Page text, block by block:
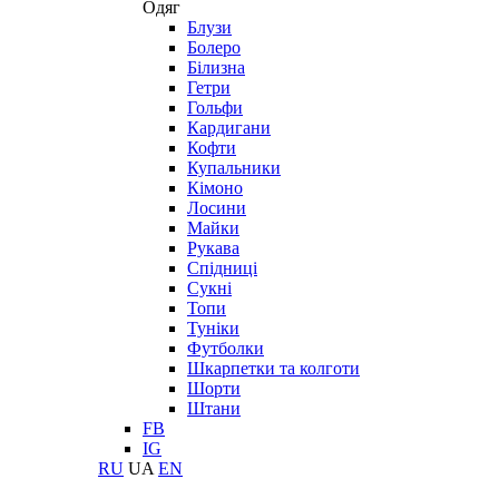
Одяг
Блузи
Болеро
Білизна
Гетри
Гольфи
Кардигани
Кофти
Купальники
Кімоно
Лосини
Майки
Рукава
Спідниці
Сукні
Топи
Туніки
Футболки
Шкарпетки та колготи
Шорти
Штани
FB
IG
RU UA EN